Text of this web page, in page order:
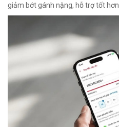
giảm bớt gánh nặng, hỗ trợ tốt